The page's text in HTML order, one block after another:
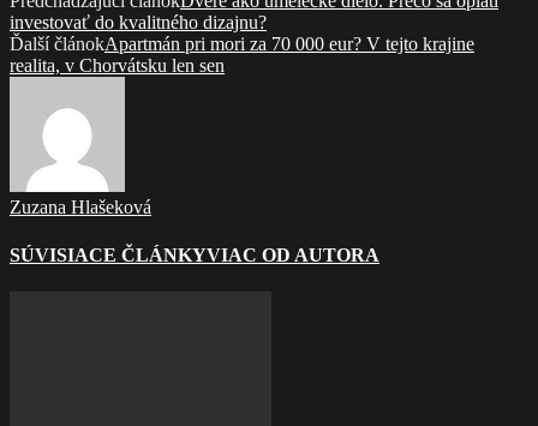
investovať do kvalitného dizajnu?
Ďalší článokApartmán pri mori za 70 000 eur? V tejto krajine
realita, v Chorvátsku len sen
Zuzana Hlašeková
SÚVISIACE ČLÁNKYVIAC OD AUTORA